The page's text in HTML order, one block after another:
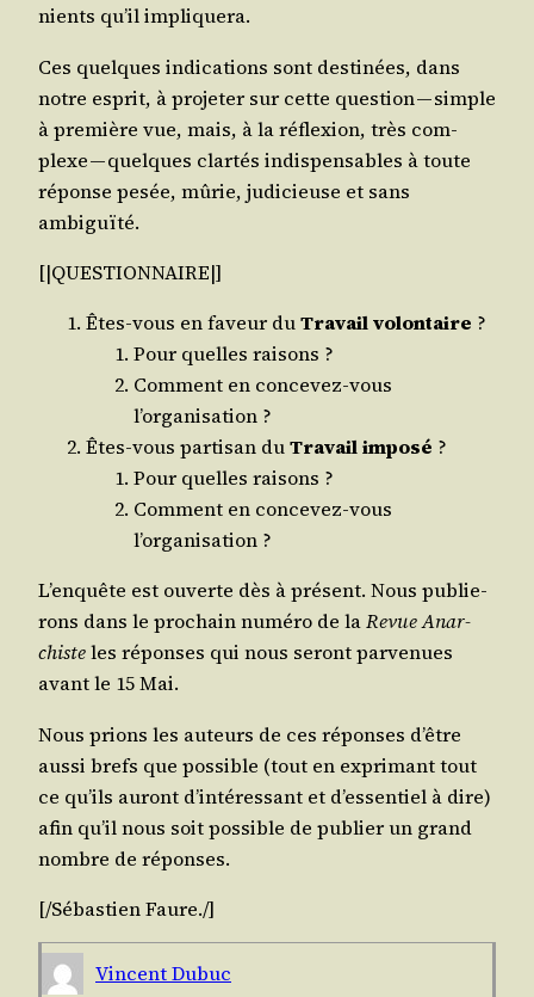
nients qu’il impliquera.
Ces quelques indi­ca­tions sont des­ti­nées, dans
notre esprit, à pro­je­ter sur cette ques­tion — simple
à pre­mière vue, mais, à la réflexion, très com­
plexe — quelques clar­tés indis­pen­sables à toute
réponse pesée, mûrie, judi­cieuse et sans
ambiguïté.
[|QUESTIONNAIRE|]
Êtes-vous en faveur duTra­vail volon­taire ?
Pour quelles raisons ?
Com­ment en conce­vez-vous
l’organisation ?
Êtes-vous par­ti­san duTra­vail impo­sé ?
Pour quelles raisons ?
Com­ment en conce­vez-vous
l’organisation ?
L’enquête est ouverte dès à pré­sent. Nous publie­
rons dans le pro­chain numé­ro de laRevue Anar­
chisteles réponses qui nous seront par­ve­nues
avant le 15 Mai.
Nous prions les auteurs de ces réponses d’être
aus­si brefs que pos­sible (tout en expri­mant tout
ce qu’ils auront d’intéressant et d’essentiel à dire)
afin qu’il nous soit pos­sible de publier un grand
nombre de réponses.
[/​SébastienFaure./​]
Vincent Dubuc